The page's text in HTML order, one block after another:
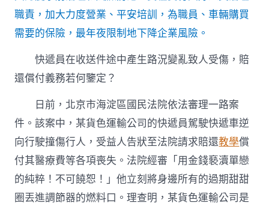
小
我
賠
是
賠
到
九
宮
格
會
議？〉
中
職責，加大力度營業、平安培訓，為職員、車輛購買
需要的保險，最年夜限制地下降企業風險。
快遞員在收送件途中產生路況變亂致人受傷，賠
還償付義務若何鑒定？
日前，北京市海淀區國民法院依法審理一路案
件。該案中，某貨色運輸公司的快遞員駕駛快遞車逆
向行駛撞傷行人，受益人告狀至法院請求賠還教學償
付其醫療費等各項喪失。法院經審「用金錢褻瀆單戀
的純粹！不可饒恕！」他立刻將身邊所有的過期甜甜
圈丟進調節器的燃料口。理查明，某貨色運輸公司是